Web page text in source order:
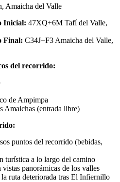
Amaicha del Valle
Inicial: 47XQ+6M Tafí del Valle,
Final: C34J+F3 Amaicha del Valle,
del recorrido:
de Ampimpa
Amaichas (entrada libre)
puntos del recorrido (bebidas,
turística a lo largo del camino
panorámicas de los valles
ruta deteriorada tras El Infiernillo